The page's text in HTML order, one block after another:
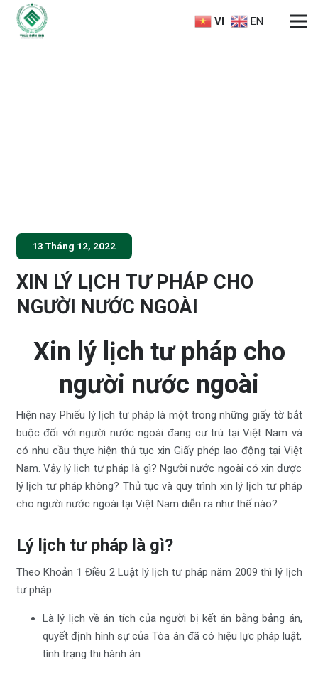
VI EN
13 Tháng 12, 2022
XIN LÝ LỊCH TƯ PHÁP CHO
NGƯỜI NƯỚC NGOÀI
Xin lý lịch tư pháp cho
người nước ngoài
Hiện nay Phiếu lý lịch tư pháp là một trong những giấy tờ bắt
buộc đối với người nước ngoài đang cư trú tại Việt Nam và
có nhu cầu thực hiện thủ tục xin Giấy phép lao động tại Việt
Nam. Vậy lý lịch tư pháp là gì? Người nước ngoài có xin được
lý lịch tư pháp không? Thủ tục và quy trình xin lý lịch tư pháp
cho người nước ngoài tại Việt Nam diễn ra như thế nào?
Lý lịch tư pháp là gì?
Theo Khoản 1 Điều 2 Luật lý lịch tư pháp năm 2009 thì lý lịch
tư pháp
Là lý lịch về án tích của người bị kết án bằng bảng án,
quyết định hình sự của Tòa án đã có hiệu lực pháp luật,
tình trạng thi hành án